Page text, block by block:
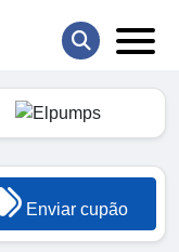
Enviar cupão